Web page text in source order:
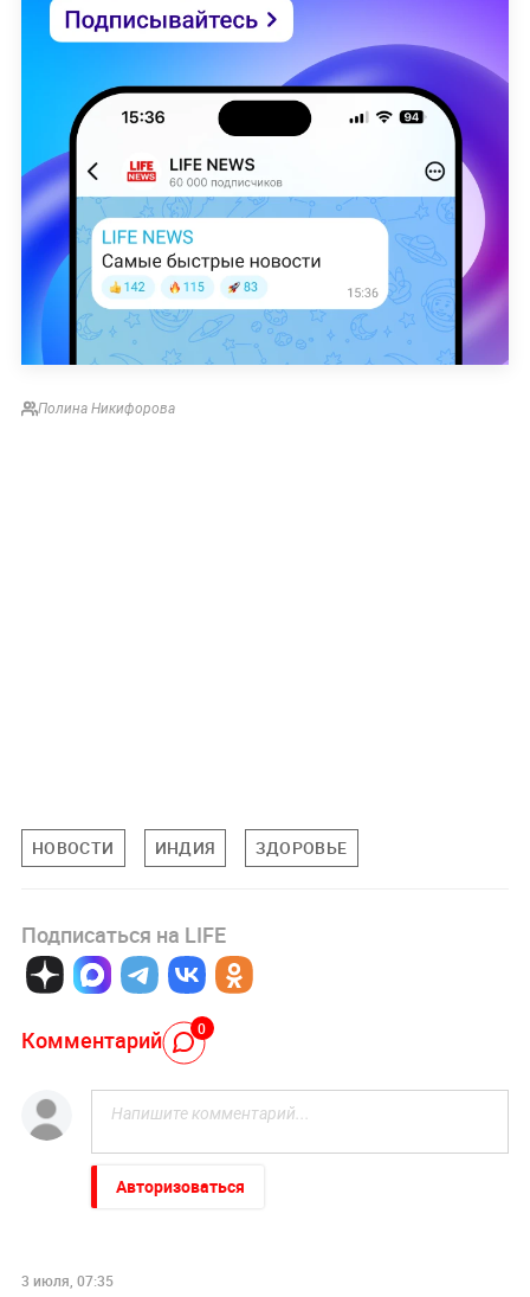
Полина Никифорова
НОВОСТИ ИНДИЯ ЗДОРОВЬЕ
Подписаться на LIFE
Комментарий 0
Авторизоваться
3 июля, 07:35